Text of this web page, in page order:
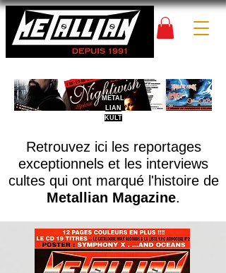
METAL
LIAN
KULT
Retrouvez ici les reportages
exceptionnels et les interviews
cultes qui ont marqué l'histoire de
Metallian Magazine.